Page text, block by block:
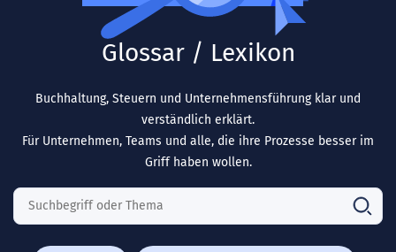
Glossar / Lexikon
Buchhaltung, Steuern und Unternehmensführung klar und
verständlich erklärt.
Für Unternehmen, Teams und alle, die ihre Prozesse besser im
Griff haben wollen.